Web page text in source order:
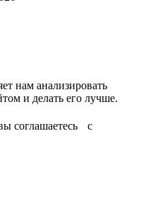
нам анализировать
взаимодействие посетителей с сайтом и делать его лучше.
соглашаетесь с